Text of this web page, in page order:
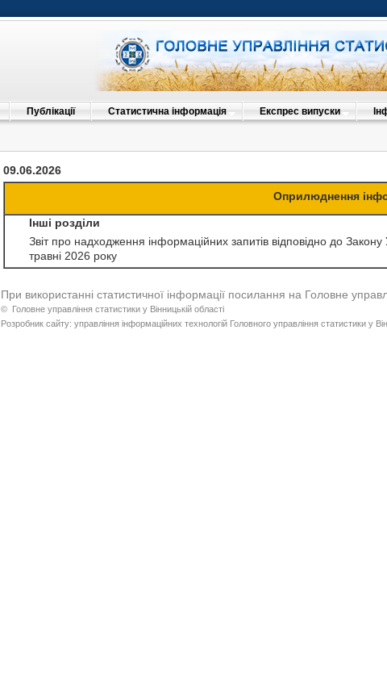
Публікації Статистична інформація Експрес випуски
09.06.2026
Оприлюднення
Інші розділи
Звіт про надходження інформаційних запитів відповідно до Закону
травні 2026 року
При використанні статистичної інформації посилання на Головне
© Головне управління статистики у Вінницькій області
Розробник сайту: управління інформаційних технологій Головного управління статистики у